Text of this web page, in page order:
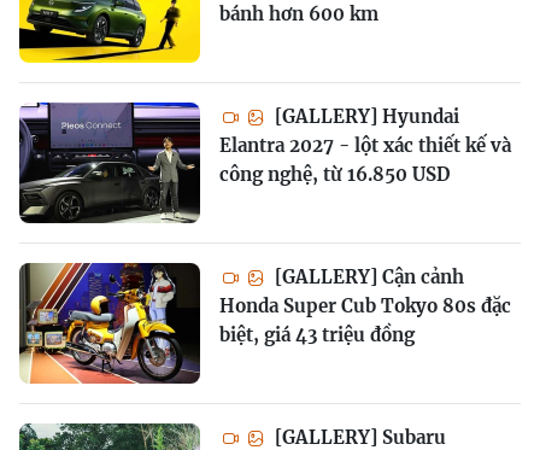
bánh hơn 600 km
[GALLERY] Hyundai
Elantra 2027 - lột xác thiết kế và
công nghệ, từ 16.850 USD
[GALLERY] Cận cảnh
Honda Super Cub Tokyo 80s đặc
biệt, giá 43 triệu đồng
[GALLERY] Subaru